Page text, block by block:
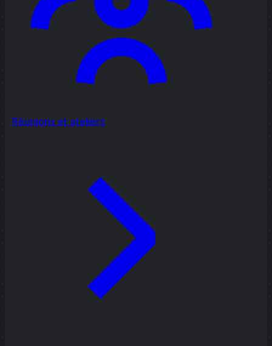
Réunions et ateliers